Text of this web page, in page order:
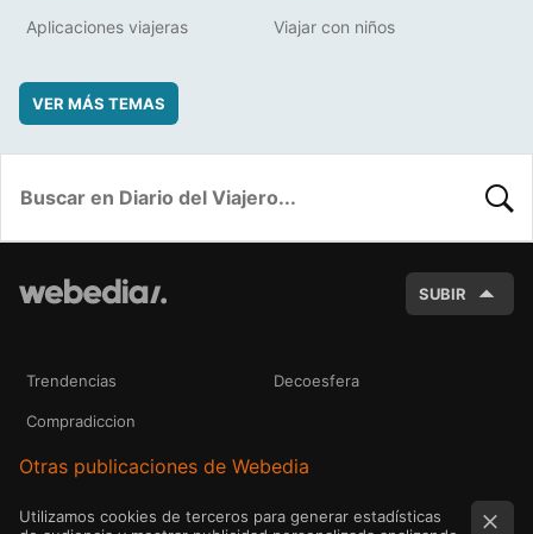
Aplicaciones viajeras Viajar con niños
VER MÁS TEMAS
SUBIR
Trendencias Decoesfera
Compradiccion
Otras publicaciones de Webedia
Utilizamos cookies de terceros para generar estadísticas